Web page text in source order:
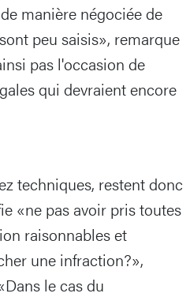
manière négociée de
peu saisis», remarque
pas l'occasion de
qui devraient encore
techniques, restent donc
«ne pas avoir pris toutes
raisonnables et
une infraction?»,
le cas du